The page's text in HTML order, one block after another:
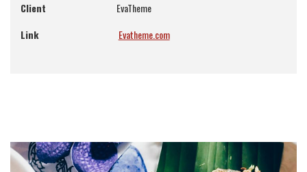
Client
EvaTheme
Link
Evatheme.com